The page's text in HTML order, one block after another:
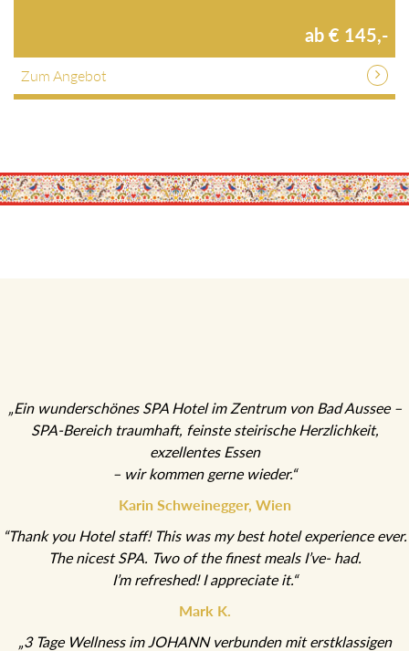
ab € 145,-
Zum Angebot
„Ein wunderschönes SPA Hotel im Zentrum von Bad Aussee –
SPA-Bereich traumhaft, feinste steirische Herzlichkeit,
exzellentes Essen
– wir kommen gerne wieder.“
Karin Schweinegger, Wien
“Thank you Hotel staff! This was my best hotel experience ever.
The nicest SPA. Two of the finest meals I’ve- had.
I’m refreshed! I appreciate it.“
Mark K.
„3 Tage Wellness im JOHANN verbunden mit erstklassigen